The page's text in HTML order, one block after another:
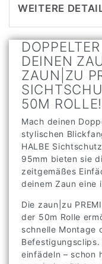
WEITERE
DEINEN
ZAUN|ZU
50M ROLLE!
Mach deinen
stylischen
HALBE
95mm bieten sie
zeitgemäßes
deinem Zaun eine
Die zaun|zu
der 50m Rolle
schnelle Montage
einfädeln – schon